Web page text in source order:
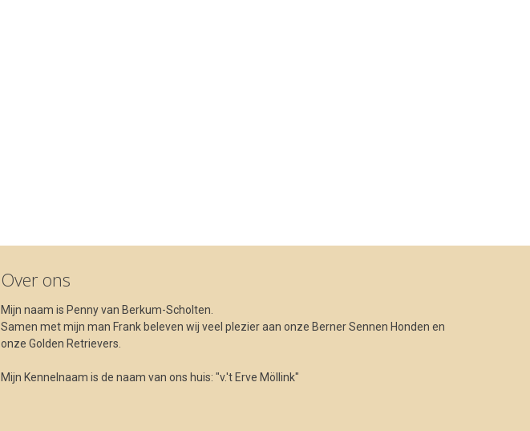
Over ons
Mijn naam is Penny van Berkum-Scholten.
Samen met mijn man Frank beleven wij veel plezier aan onze Berner Sennen Honden en
onze Golden Retrievers.
Mijn Kennelnaam is de naam van ons huis: "v.'t Erve Möllink"